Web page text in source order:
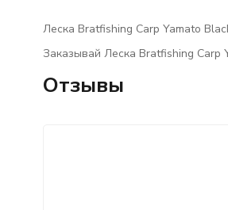
Леска Bratfishing Carp Yamato
Заказывай Леска Bratfishing Carp
Отзывы